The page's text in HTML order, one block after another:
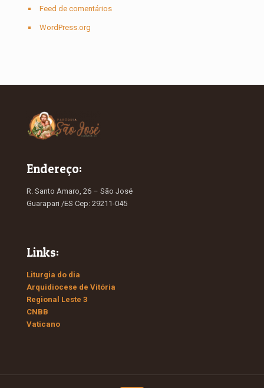
Feed de comentários
WordPress.org
Endereço:
R. Santo Amaro, 26 – São José
Guarapari /ES Cep: 29211-045
Links:
Liturgia do dia
Arquidiocese de Vitória
Regional Leste 3
CNBB
Vaticano